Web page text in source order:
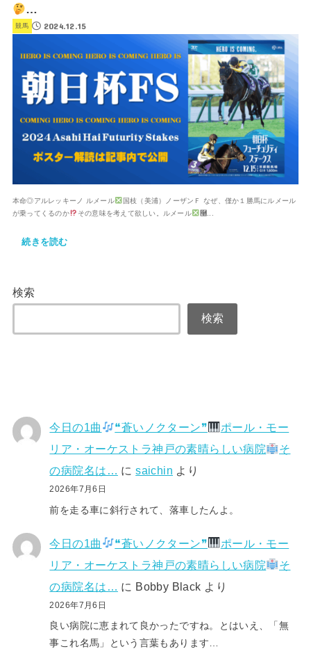
…
競馬 2024.12.15
本命◎アルレッキーノ ルメール
国枝（美浦）ノーザンＦ なぜ、僅か１勝馬にルメール
が乗ってくるのか
その意味を考えて欲しい。ルメール ࿠...
続きを読む
検索
検索
今日の1曲 ❝蒼いノクターン❞
ポール・モー
リア・オーケストラ神戸の素晴らしい病院
そ
の病院名は… にsaichin より
2026年7月6日
前を走る車に斜行されて、落車したんよ。
今日の1曲 ❝蒼いノクターン❞
ポール・モー
リア・オーケストラ神戸の素晴らしい病院
そ
の病院名は… に Bobby Black より
2026年7月6日
良い病院に恵まれて良かったですね。とはいえ、「無
事これ名馬」という言葉もあります…